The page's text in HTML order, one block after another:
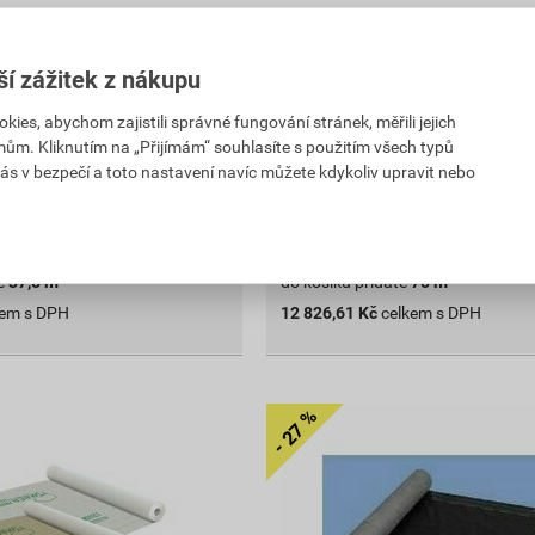
37,5m²
s DPH
171
12 826,61Kč
cena za bal. s DPH
Na poptávku
do košíku přidáte75m²
12 826,61 Kčcelkem s DPH
zážitek z nákupu
abychom zajistili správné fungování stránek, měřili jejich
Kliknutím na „Přijímám“ souhlasíte s použitím všech typů
v bezpečí a toto nastavení navíc můžete kdykoliv upravit nebo